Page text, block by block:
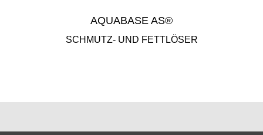
AQUA­BA­SE AS®
SCHMUTZ- UND FETT­LÖ­SER